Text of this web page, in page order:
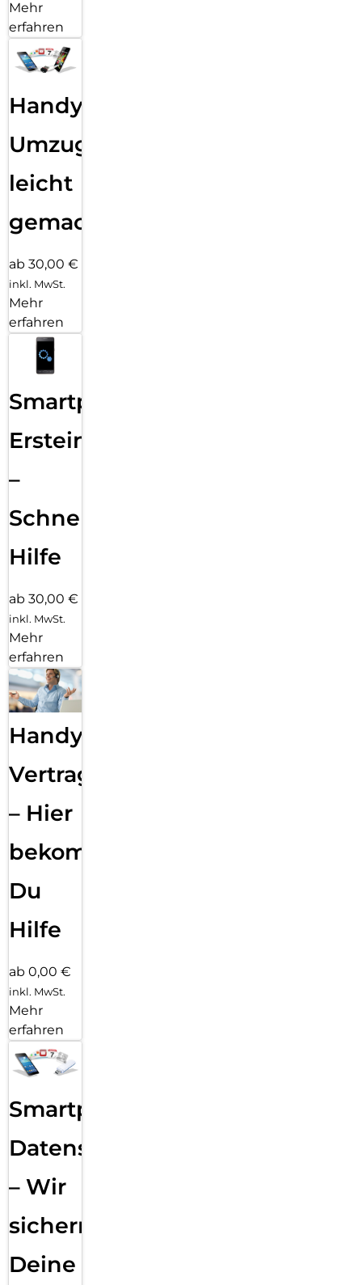
Mehr
erfahren
Handy
Umzug
leicht
gemacht!
ab 30,00 €
inkl. MwSt.
Mehr
erfahren
Smartphone
Ersteinrichtung
–
Schnelle
Hilfe
ab 30,00 €
inkl. MwSt.
Mehr
erfahren
Handy
Vertragsabwicklung
– Hier
bekommst
Du
Hilfe
ab 0,00 €
inkl. MwSt.
Mehr
erfahren
Smartphone
Datensicherung
– Wir
sichern
Deine